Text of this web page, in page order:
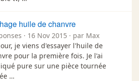
huile de chanvre
· 16 Nov 2015 · par Max
je viens d'essayer l'huile de
pour la première fois. Je l'ai
pure sur une pièce tournée
…